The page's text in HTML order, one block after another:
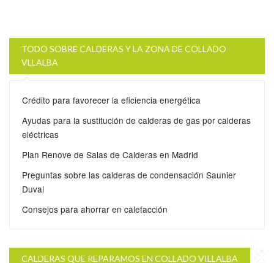
TODO SOBRE CALDERAS Y LA ZONA DE COLLADO
VLLALBA
Crédito para favorecer la eficiencia energética
Ayudas para la sustitución de calderas de gas por calderas
eléctricas
Plan Renove de Salas de Calderas en Madrid
Preguntas sobre las calderas de condensación Saunier
Duval
Consejos para ahorrar en calefacción
CALDERAS QUE REPARAMOS EN COLLADO VILLALBA